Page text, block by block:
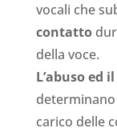
vocali che
contatto
della voce.
L’abuso ed
carico delle